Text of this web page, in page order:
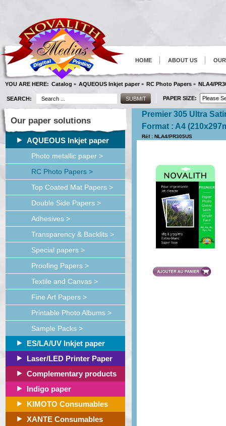
HOME ABOUT US
YOU ARE HERE: Catalog » AQUEOUS Inkjet paper » RC Photo Papers » NLA4/
SEARCH: PAPER SIZE:
Our paper solutions
AQUEOUS Inkjet paper
Photo metallic paper >
RC Photo Papers >
Top Coated Mat Papers >
Double Side Papers >
Adhesives >
Transparency & Backlits >
Special papers >
Proofing Papers >
Textile and Canvas >
Fine Art Papers >
Printable Photo Albums >
Sample Packs >
ES/LA/UV Inkjet paper
Laser/LED Printer Paper
Complementary products
Indigo paper
KIMOTO Consumables
XANTE Consumables
Premier 305 Ultra
Format : A4
Réf : NLA4/PR305US